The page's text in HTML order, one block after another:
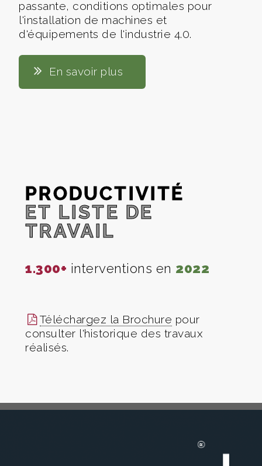
passante, conditions optimales pour
l'installation de machines et
d'équipements de l'industrie 4.0.
En savoir plus
PRODUCTIVITÉ
ET LISTE DE
TRAVAIL
1.300+ interventions en 2022
Téléchargez la Brochure pour
consulter l'historique des travaux
réalisés.